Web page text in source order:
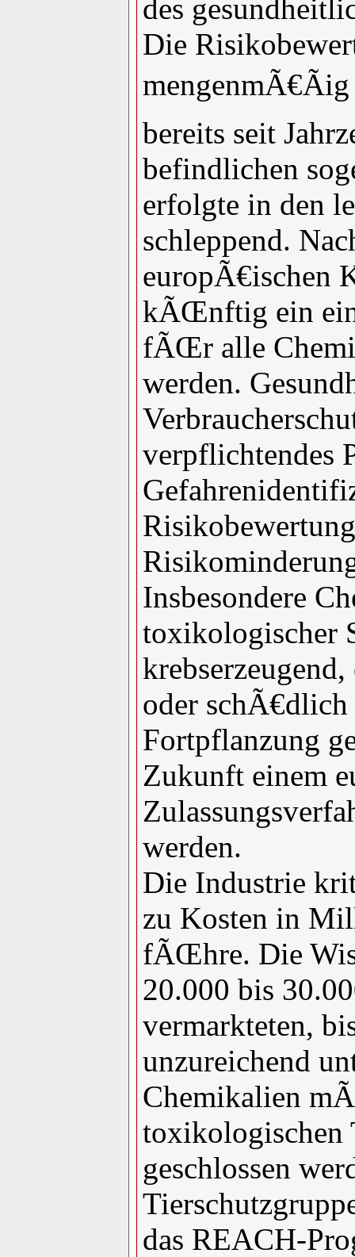
des
Die
bereits seit
befindlichen
erfolgte in den
schleppend.
europÃ€ischen
kÃŒnftig ein
fÃŒr alle
werden.
verpflichtendes
Insbesondere
toxikologischer
oder
Fortpflanzung
Zukunft einem
werden.
Die Industrie
zu Kosten in
fÃŒhre. Die
20.000 bis
vermarkteten,
unzureichend
Chemikalien
toxikologischen
geschlossen
das REACH-